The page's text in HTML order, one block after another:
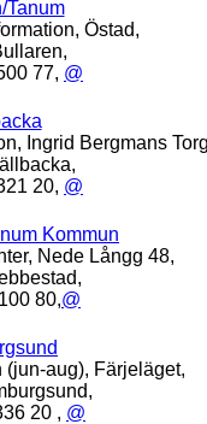
Tanum
Östad,
77, @
Ingrid Bergmans
20, @
Kommun
Nede Långg 48,
80,@
(jun-aug), Färjeläget,
20 , @